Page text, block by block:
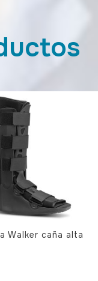
Walker caña alta